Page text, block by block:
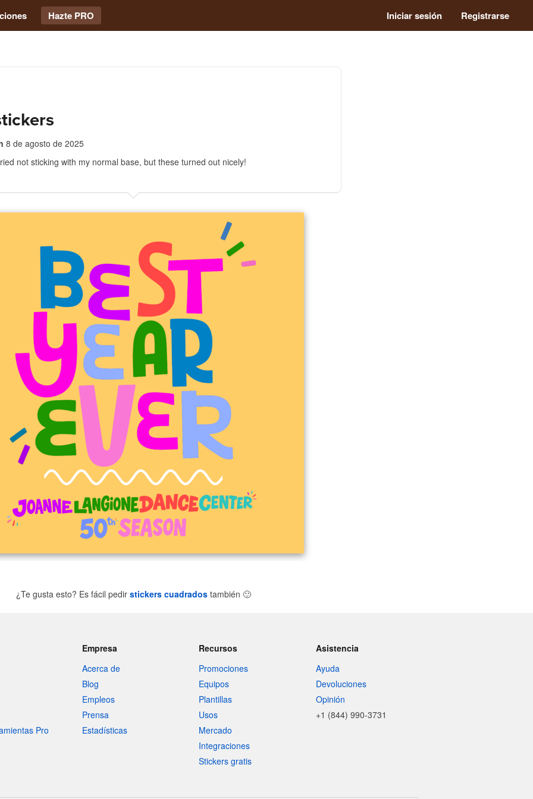
Hazte PRO Iniciar sesión Registrarse
8 de agosto de 2025
not sticking with my normal base, but these turned out nicely!
¿Te gusta esto? Es fácil pedir stickers cuadradostambién 🙂
Pro
Empresa
Acerca de
Blog
Empleos
Prensa
Estadísticas
Recursos
Promociones
Equipos
Plantillas
Usos
Mercado
Integraciones
Stickers gratis
Asistencia
Ayuda
Devoluciones
Opinión
+1 (844) 990-3731